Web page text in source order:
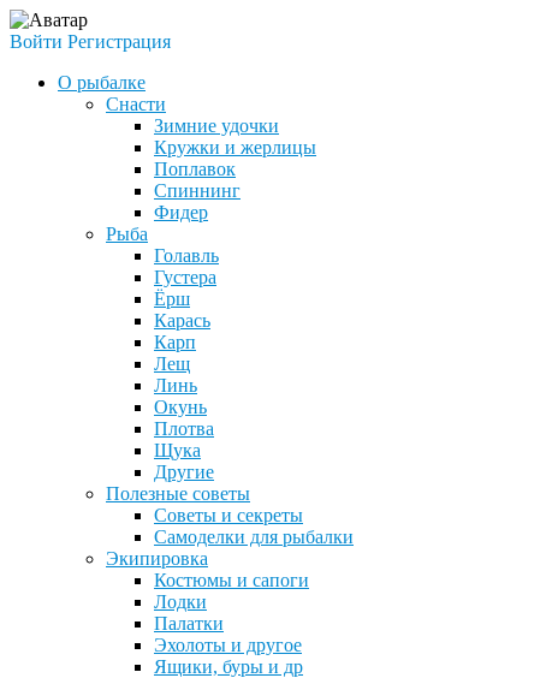
Войти Регистрация
О рыбалке
Снасти
Зимние удочки
Кружки и жерлицы
Поплавок
Спиннинг
Фидер
Рыба
Голавль
Густера
Ёрш
Карась
Карп
Лещ
Линь
Окунь
Плотва
Щука
Другие
Полезные советы
Советы и секреты
Самоделки для рыбалки
Экипировка
Костюмы и сапоги
Лодки
Палатки
Эхолоты и другое
Ящики, буры и др